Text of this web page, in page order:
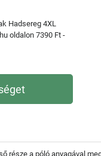
Hadsereg 4XL
oldalon 7390 Ft -
a póló anyagával